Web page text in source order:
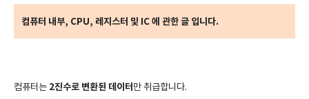
컴퓨터 내부, CPU, 레지스터 및 IC 에 관한 글 입니다.
컴퓨터는 2진수로 변환된 데이터 만 취급합니다.